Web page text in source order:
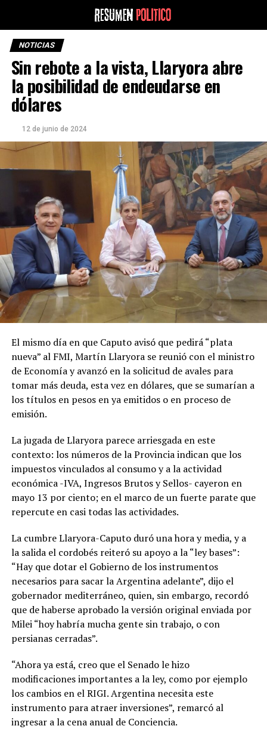
NOTICIAS
Sin rebote a la vista, Llaryora abre
la posibilidad de endeudarse en
dólares
12 de junio de 2024
El mismo día en que Caputo avisó que pedirá “plata
nueva” al FMI, Martín Llaryora se reunió con el ministro
de Economía y avanzó en la solicitud de avales para
tomar más deuda, esta vez en dólares, que se sumarían a
los títulos en pesos en ya emitidos o en proceso de
emisión.
La jugada de Llaryora parece arriesgada en este
contexto: los números de la Provincia indican que los
impuestos vinculados al consumo y a la actividad
económica -IVA, Ingresos Brutos y Sellos- cayeron en
mayo 13 por ciento; en el marco de un fuerte parate que
repercute en casi todas las actividades.
La cumbre Llaryora-Caputo duró una hora y media, y a
la salida el cordobés reiteró su apoyo a la “ley bases”:
“Hay que dotar el Gobierno de los instrumentos
necesarios para sacar la Argentina adelante”, dijo el
gobernador mediterráneo, quien, sin embargo, recordó
que de haberse aprobado la versión original enviada por
Milei “hoy habría mucha gente sin trabajo, o con
persianas cerradas”.
“Ahora ya está, creo que el Senado le hizo
modificaciones importantes a la ley, como por ejemplo
los cambios en el RIGI. Argentina necesita este
instrumento para atraer inversiones”, remarcó al
ingresar a la cena anual de Conciencia.